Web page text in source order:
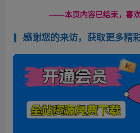
------本页内容已结束，喜
感谢您的来访，获取更多精